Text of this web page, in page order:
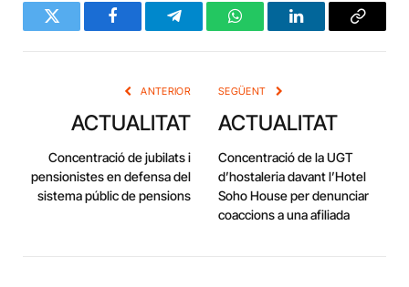
Twitter FacebookTelegramWhatsAppLinkedInCopy
ANTERIOR
ACTUALITAT
Concentració de jubilats i
pensionistes en defensa del
sistema públic de pensions
SEGÜENT
ACTUALITAT
Concentració de la UGT
d’hostaleria davant l’Hotel
Soho House per denunciar
coaccions a una afiliada